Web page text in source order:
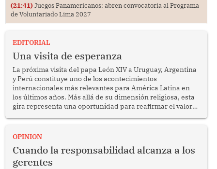
(21:41) Juegos Panamericanos: abren convocatoria al Programa
de Voluntariado Lima 2027
EDITORIAL
Una visita de esperanza
La próxima visita del papa León XIV a Uruguay, Argentina
y Perú constituye uno de los acontecimientos
internacionales más relevantes para América Latina en
los últimos años. Más allá de su dimensión religiosa, esta
gira representa una oportunidad para reafirmar el valor
enfrenta desafíos en materia de desarrollo, cohesión
OPINION
Cuando la responsabilidad alcanza a los
gerentes